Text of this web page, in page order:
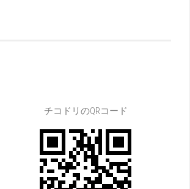
チコドリのQRコード